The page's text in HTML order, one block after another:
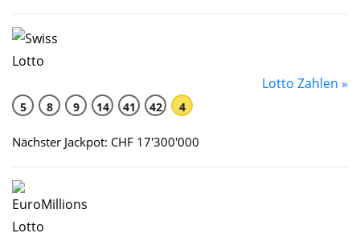
Lotto Zahlen »
5 8 9 14 41 42 4
Nächster Jackpot: CHF 17'300'000